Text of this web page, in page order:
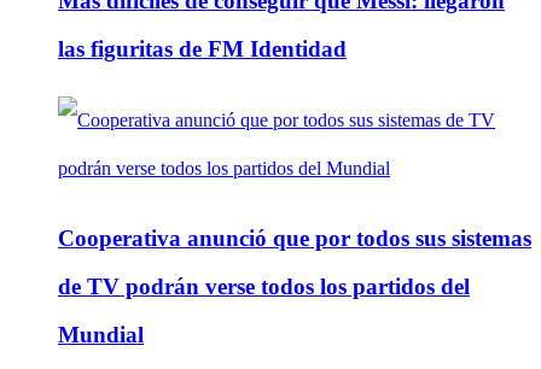
las figuritas de FM Identidad
Cooperativa anunció que por todos sus sistemas
de TV podrán verse todos los partidos del
Mundial